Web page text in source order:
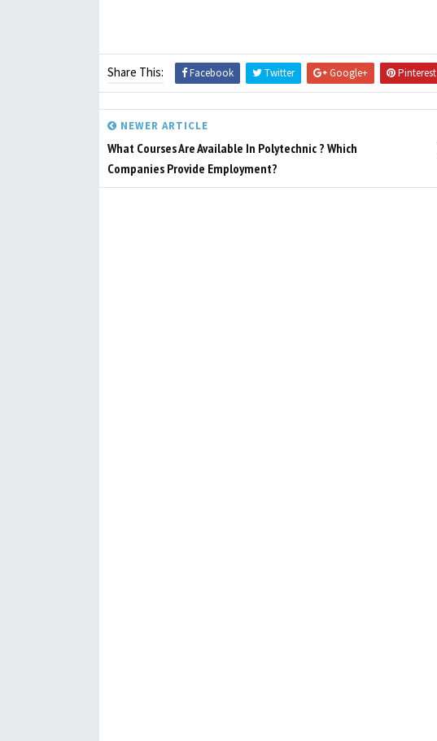
Share This: Facebook Twitter Google+ Pinterest
NEWER ARTICLE
What Courses Are Available In Polytechnic ? Which
Companies Provide Employment?